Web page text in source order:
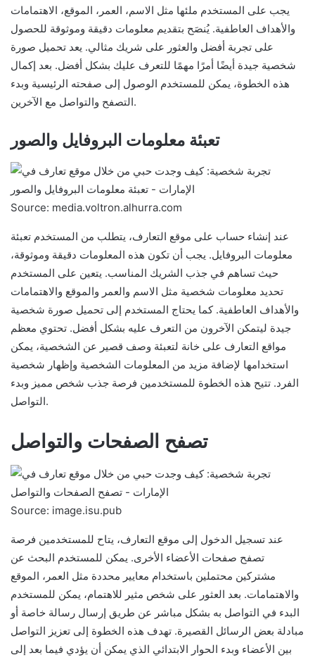
يجب على المستخدم ملئها مثل الاسم، العمر، الموقع، الاهتمامات
والأهداف العاطفية. يُنصَح بتقديم معلومات دقيقة وموثوقة للحصول
على تجربة أفضل والعثور على شريك مثالي. يعد تحميل صورة
شخصية جيدة أيضًا أمرًا مهمًا للتعرف عليك بشكل أفضل. بعد إكمال
هذه الخطوة، يمكن للمستخدم الوصول إلى صفحته الرئيسية وبدء
التصفح والتواصل مع الآخرين.
تعبئة معلومات البروفايل والصور
Source: media.voltron.alhurra.com
عند إنشاء حساب على موقع التعارف، يتطلب من المستخدم تعبئة
معلومات البروفايل. يجب أن تكون هذه المعلومات دقيقة وموثوقة،
حيث تساهم في جذب الشريك المناسب. يتعين على المستخدم
تحديد معلومات شخصية مثل الاسم والعمر والموقع والاهتمامات
والأهداف العاطفية. كما يحتاج المستخدم إلى تحميل صورة شخصية
جيدة ليتمكن الآخرون من التعرف عليه بشكل أفضل. تحتوي معظم
مواقع التعارف على خانة لتعبئة وصف قصير عن الشخصية، يمكن
استخدامها لإضافة مزيد من المعلومات الشخصية وإظهار شخصية
الفرد. تتيح هذه الخطوة للمستخدمين فرصة جذب شخص مميز وبدء
التواصل.
تصفح الصفحات والتواصل
Source: image.isu.pub
عند تسجيل الدخول إلى موقع التعارف، يتاح للمستخدمين فرصة
تصفح صفحات الأعضاء الأخرى. يمكن للمستخدم البحث عن
مشتركين محتملين باستخدام معايير محددة مثل العمر، الموقع
والاهتمامات. بعد العثور على شخص مثير للاهتمام، يمكن للمستخدم
البدء في التواصل به بشكل مباشر عن طريق إرسال رسالة خاصة أو
مبادلة بعض الرسائل القصيرة. تهدف هذه الخطوة إلى تعزيز التواصل
بين الأعضاء وبدء الحوار الابتدائي الذي يمكن أن يؤدي فيما بعد إلى